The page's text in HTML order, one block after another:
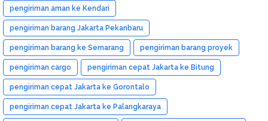
pengiriman aman ke Kendari
pengiriman barang Jakarta Pekanbaru
pengiriman barang ke Semarang pengiriman barang proyek
pengiriman cargo pengiriman cepat Jakarta ke Bitung
pengiriman cepat Jakarta ke Gorontalo
pengiriman cepat Jakarta ke Palangkaraya